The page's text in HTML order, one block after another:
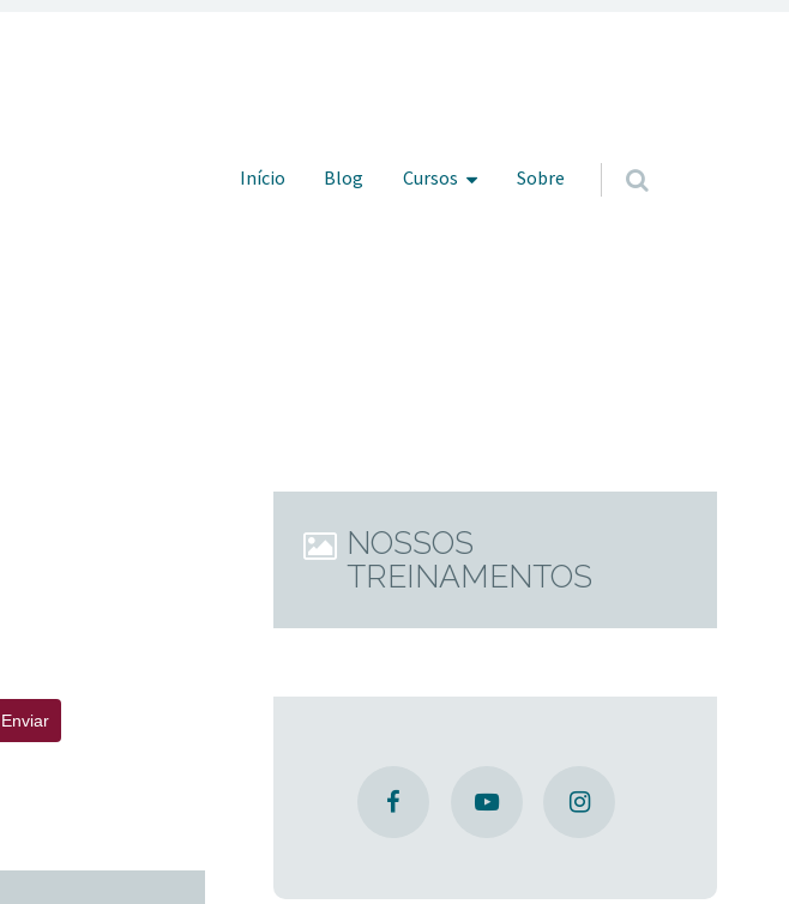
Pular para o conteúdo
Início Blog Cursos Sobre
Enviar
NOSSOS
TREINAMENTOS